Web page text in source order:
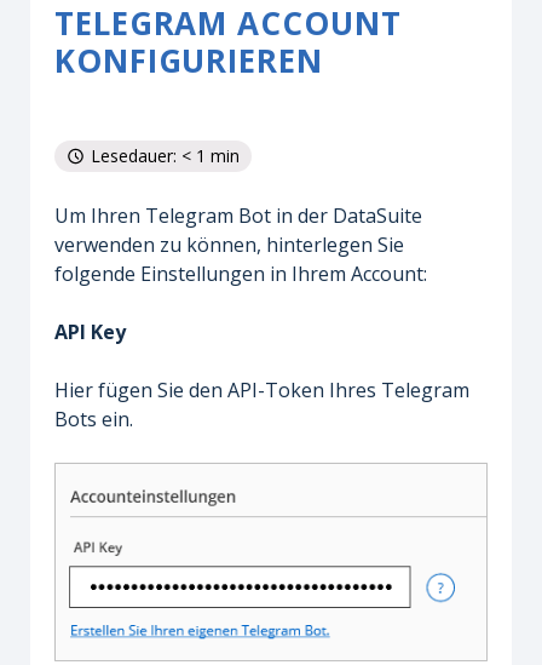
TELEGRAM ACCOUNT
KONFIGURIEREN
Lesedauer: < 1 min
Um Ihren Telegram Bot in der DataSuite
verwenden zu können, hinterlegen Sie
folgende Einstellungen in Ihrem Account:
API Key
Hier fügen Sie den API-Token Ihres Telegram
Bots ein.